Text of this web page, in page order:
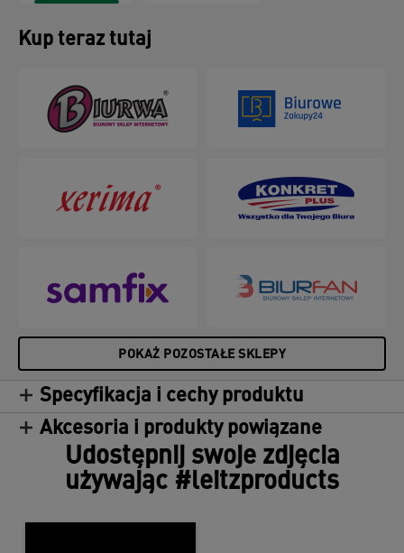
Kup teraz tutaj
POKAŻ POZOSTAŁE SKLEPY
Specyfikacja i cechy produktu
Akcesoria i produkty powiązane
Udostępnij swoje zdjęcia
używając #leitzproducts